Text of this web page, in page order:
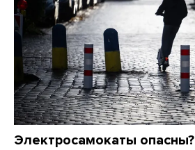
Электросамокаты опасны?